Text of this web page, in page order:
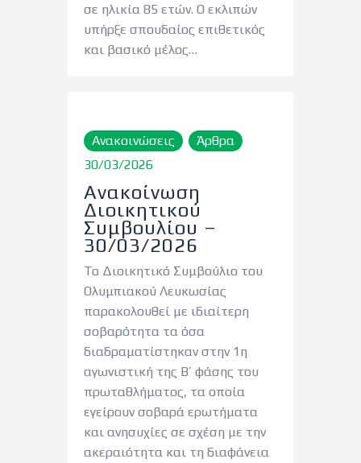
σε ηλικία 85 ετών. Ο εκλιπών
υπήρξε σπουδαίος επιθετικός
και βασικό μέλος…
Ανακοινώσεις
Άρθρα
30/03/2026
Ανακοίνωση
Διοικητικού
Συμβουλίου –
30/03/2026
Το Διοικητικό Συμβούλιο του
Ολυμπιακού Λευκωσίας
παρακολουθεί με ιδιαίτερη
σοβαρότητα τα όσα
διαδραματίστηκαν στην 1η
αγωνιστική της Β’ φάσης του
πρωταθλήματος, τα οποία
εγείρουν σοβαρά ερωτήματα
και ανησυχίες σε σχέση με την
ακεραιότητα και τη διαφάνεια